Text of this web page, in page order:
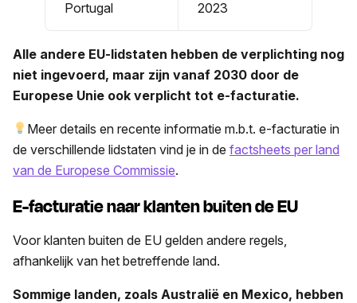
Portugal 2023
Alle andere EU-lidstaten hebben de verplichting nog
niet ingevoerd, maar zijn vanaf 2030 door de
Europese Unie ook verplicht tot e-facturatie.
Meer details en recente informatie m.b.t. e-facturatie in
de verschillende lidstaten vind je in de factsheets per land
van de Europese Commissie.
E-facturatie naar klanten buiten de EU
Voor klanten buiten de EU gelden andere regels,
afhankelijk van het betreffende land.
Sommige landen, zoals Australië en Mexico, hebben